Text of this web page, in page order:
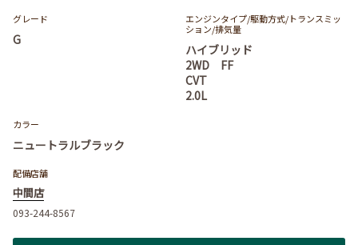
グレード
G
エンジンタイプ/駆動方式/トランスミッ
ション/排気量
ハイブリッド
2WD FF
CVT
2.0L
カラー
ニュートラルブラック
配備店舗
中間店
093-244-8567